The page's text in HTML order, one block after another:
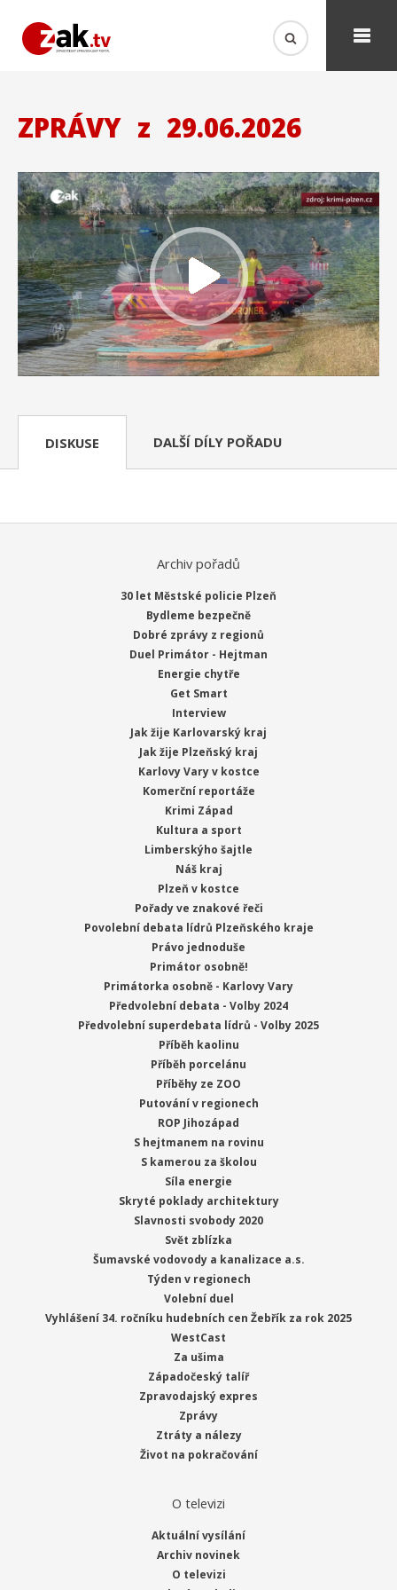
ZPRÁVY z 29.06.2026
DISKUSE DALŠÍ DÍLY POŘADU
Archiv pořadů
30 let Městské policie Plzeň
Bydleme bezpečně
Dobré zprávy z regionů
Duel Primátor - Hejtman
Energie chytře
Get Smart
Interview
Jak žije Karlovarský kraj
Jak žije Plzeňský kraj
Karlovy Vary v kostce
Komerční reportáže
Krimi Západ
Kultura a sport
Limberskýho šajtle
Náš kraj
Plzeň v kostce
Pořady ve znakové řeči
Povolební debata lídrů Plzeňského kraje
Právo jednoduše
Primátor osobně!
Primátorka osobně - Karlovy Vary
Předvolební debata - Volby 2024
Předvolební superdebata lídrů - Volby 2025
Příběh kaolinu
Příběh porcelánu
Příběhy ze ZOO
Putování v regionech
ROP Jihozápad
S hejtmanem na rovinu
S kamerou za školou
Síla energie
Skryté poklady architektury
Slavnosti svobody 2020
Svět zblízka
Šumavské vodovody a kanalizace a.s.
Týden v regionech
Volební duel
Vyhlášení 34. ročníku hudebních cen Žebřík za rok 2025
WestCast
Za ušima
Západočeský talíř
Zpravodajský expres
Zprávy
Ztráty a nálezy
Život na pokračování
O televizi
Aktuální vysílání
Archiv novinek
O televizi